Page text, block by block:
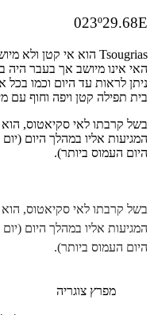
023º29.68E
האי אינו מיושב אך בעבר היה
ניתן לראות עד היום וכמו בכל
בית תפילה קטן ויפה וחוף עם
בשל קרבתו לאי סקיאטוס, הוא
המגיעות אליו במהלך היום (יום
היום העמוס ביותר).
בשל קרבתו לאי סקיאטוס, הוא
המגיעות אליו במהלך היום (יום
היום העמוס ביותר).
מפרץ צוגריה